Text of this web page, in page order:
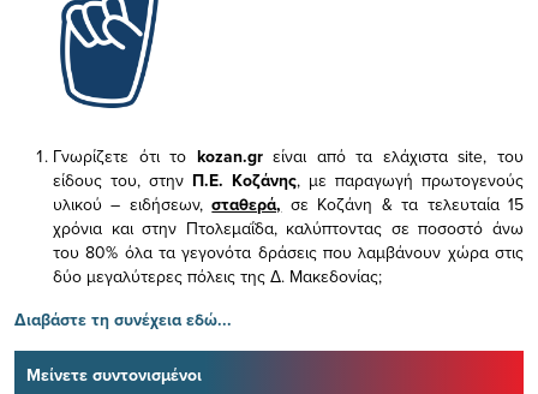
Γνωρίζετε ότι το kozan.gr είναι από τα ελάχισταsite, του
είδους του, στην Π.Ε. Κοζάνης, με παραγωγή πρωτογενούς
υλικού – ειδήσεων,σταθερά, σε Κοζάνη & τα τελευταία 15
χρόνια και στην Πτολεμαΐδα, καλύπτοντας σε ποσοστό άνω
του 80% όλα τα γεγονότα δράσεις που λαμβάνουν χώρα στις
δύο μεγαλύτερες πόλεις της Δ. Μακεδονίας;
Διαβάστε τη συνέχεια εδώ...
Μείνετε συντονισμένοι